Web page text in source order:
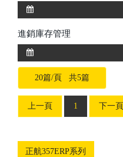
進銷庫存管理
20篇/頁 共5篇
上一頁 1 下一頁
正航357ERP系列